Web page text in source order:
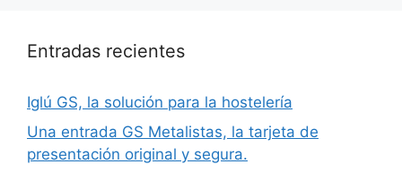
Entradas recientes
Iglú GS, la solución para la hostelería
Una entrada GS Metalistas, la tarjeta de
presentación original y segura.